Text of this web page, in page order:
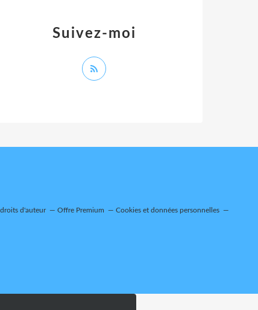
Suivez-moi
d'auteur Offre Premium Cookies et données personnelles